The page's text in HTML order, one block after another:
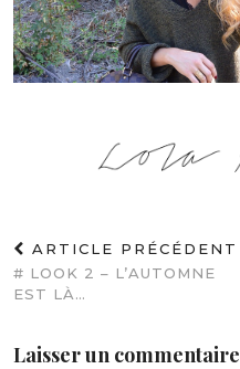
ARTICLE PRÉCÉDENT
# LOOK 2 – L’AUTOMNE
EST LÀ…
Laisser un commentaire